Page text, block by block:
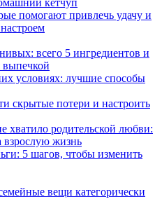
помогают привлечь удачу и
всего 5 ингредиентов и
выпечкой
условиях: лучшие способы
скрытые потери и настроить
хватило родительской любви:
взрослую жизнь
5 шагов, чтобы изменить
вещи категорически